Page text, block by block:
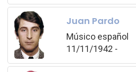
Juan Pardo
Músico español
11/11/1942 -